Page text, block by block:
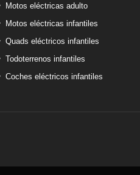
Motos eléctricas adulto
Motos eléctricas infantiles
Quads eléctricos infantiles
Todoterrenos infantiles
Coches eléctricos infantiles